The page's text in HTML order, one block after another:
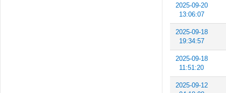
2025-09-20
13:06:07
2025-09-18
19:34:57
2025-09-18
11:51:20
2025-09-12